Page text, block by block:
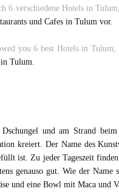
6 verschiedene Hotels in
und Cafes in Tulum vor.
you 6 best Hotels in Tulum,
Tulum.
und am Strand
kreiert. Der Name des
ist. Zu jeder Tageszeit
genauso gut. Wie der
und eine Bowl mit Maca und